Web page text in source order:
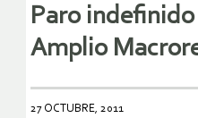
Paro
Amplio
27 OCTUBRE, 2011